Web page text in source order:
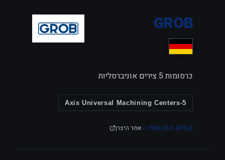
GROB
כרסומות 5 צירים אוניברסליות
5-Axis Universal Machining Centers
קטלוג המכונות אתר היצרן